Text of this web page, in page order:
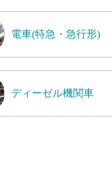
電車(特急・急行形)
ディーゼル機関車